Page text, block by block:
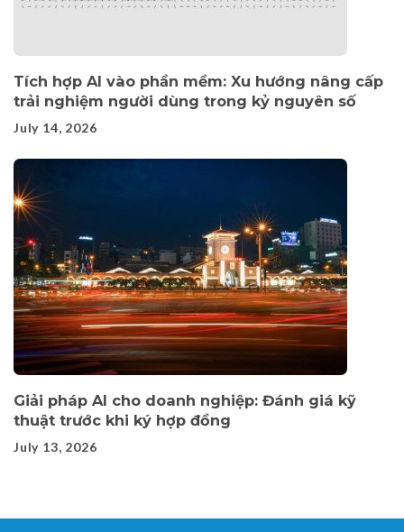
Tích hợp AI vào phần mềm: Xu hướng nâng cấp
trải nghiệm người dùng trong kỷ nguyên số
July 14, 2026
Giải pháp AI cho doanh nghiệp: Đánh giá kỹ
thuật trước khi ký hợp đồng
July 13, 2026